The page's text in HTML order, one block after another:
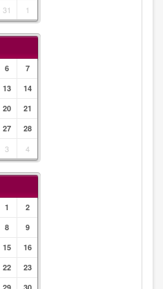
31 1
6
7
13
14
20
21
27
28
3 4
1
2
8
9
15
16
22
23